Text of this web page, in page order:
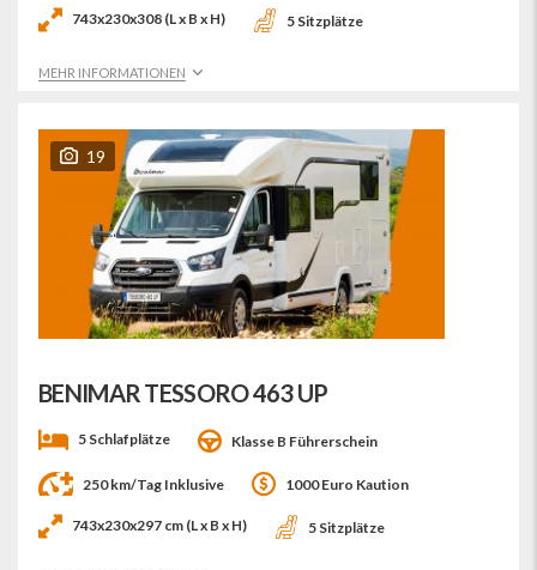
743x230x308 (L x B x H) 5 Sitzplätze
MEHR INFORMATIONEN
19
BENIMAR TESSORO 463 UP
5 Schlafplätze Klasse B Führerschein
250 km/Tag Inklusive 1000 Euro Kaution
743x230x297 cm (L x B x H) 5 Sitzplätze